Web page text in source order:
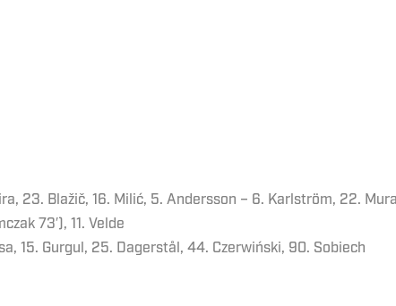
23. Blažič, 16. Milić, 5. Andersson – 6. Karlström, 22.
73′), 11. Velde
15. Gurgul, 25. Dagerstål, 44. Czerwiński, 90. Sobiech